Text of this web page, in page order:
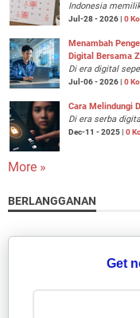
Indonesia
Jul-28 - 2026 | 0
Menambah
Digital Bersama
Di era digital
Jul-06 - 2026 | 0
Cara Melindungi
Di era serba
Dec-11 - 2025 | 0
More »
BERLANGGANAN
Get